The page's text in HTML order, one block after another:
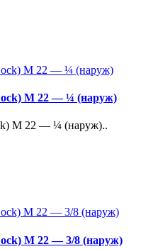
М 22 — ¼ (наруж)
М 22 — ¼ (наруж)..
М 22 — 3/8 (наруж)